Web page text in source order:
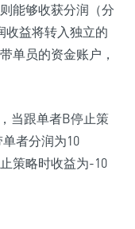
能够收获分润（分
收益将转入独立的
单员的资金账户，
当跟单者B停止策
者分润为10
策略时收益为-10